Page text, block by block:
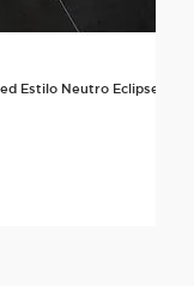
Estilo Neutro Eclipse